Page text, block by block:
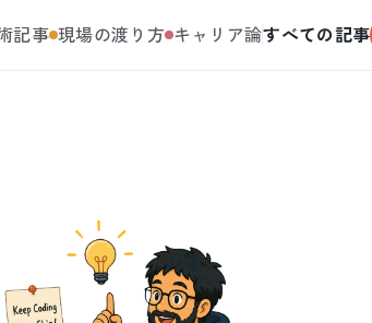
記事 現場の渡り方 キャリア論すべての記事